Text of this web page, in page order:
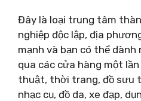
Đây là loại trung tâm
nghiệp độc lập, địa
mạnh và bạn có thể
qua các cửa hàng một
thuật, thời trang, đồ sưu
nhạc cụ, đồ da, xe đạp,